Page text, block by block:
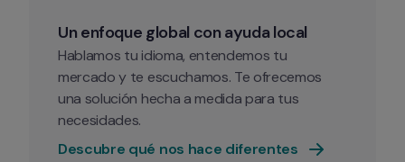
Un enfoque global con ayuda local
Hablamos tu idioma, entendemos tu
mercado y te escuchamos. Te ofrecemos
una solución hecha a medida para tus
necesidades.
Descubre qué nos hace diferentes